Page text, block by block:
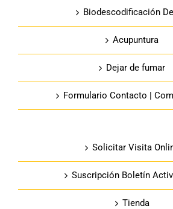
Biodescodificación
Acupuntura
Dejar de fumar
Formulario Contacto |
Solicitar Visita
Suscripción Boletín
Tienda